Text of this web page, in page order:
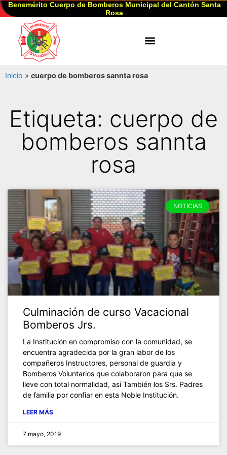
Benemérito Cuerpo de Bomberos Municipal del Cantón Santa
Rosa
Inicio » cuerpo de bomberos sannta rosa
Etiqueta: cuerpo de
bomberos sannta
rosa
NOTICIAS
Culminación de curso Vacacional
Bomberos Jrs.
La Institución en compromiso con la comunidad, se
encuentra agradecida por la gran labor de los
compañeros Instructores, personal de guardia y
Bomberos Voluntarios que colaboraron para que se
lleve con total normalidad, así También los Srs. Padres
de familia por confiar en esta Noble Institución.
LEER MÁS
7 mayo, 2019